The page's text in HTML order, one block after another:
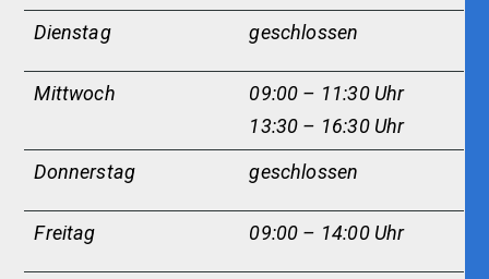
Dienstag
geschlossen
Mittwoch
09:00 – 11:30 Uhr
13:30 – 16:30 Uhr
Donnerstag
geschlossen
Freitag 09:00 – 14:00 Uhr